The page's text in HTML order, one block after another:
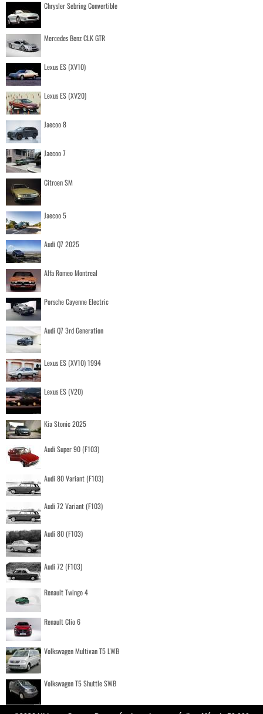
Chrysler Sebring Convertible
Mercedes Benz CLK GTR
Lexus ES (XV10)
Lexus ES (XV20)
Jaecoo 8
Jaecoo 7
Citroen SM
Jaecoo 5
Audi Q7 2025
Alfa Romeo Montreal
Porsche Cayenne Electric
Audi Q7 3rd Generation
Lexus ES (XV10) 1994
Lexus ES (V20)
Kia Stonic 2025
Audi Super 90 (F103)
Audi 80 Variant (F103)
Audi 72 Variant (F103)
Audi 80 (F103)
Audi 72 (F103)
Renault Twingo 4
Renault Clio 6
Volkswagen Multivan T5 LWB
Volkswagen T5 Shuttle SWB